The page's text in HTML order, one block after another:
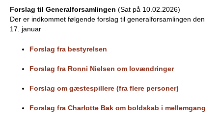
Forslag til Generalforsamlingen (Sat på 10.02.2026)
Der er indkommet følgende forslag til generalforsamlingen den
17. januar
Forslag fra bestyrelsen
Forslag fra Ronni Nielsen om lovændringer
Forslag om gæstespillere (fra flere personer)
Forslag fra Charlotte Bak om boldskab i mellemgang